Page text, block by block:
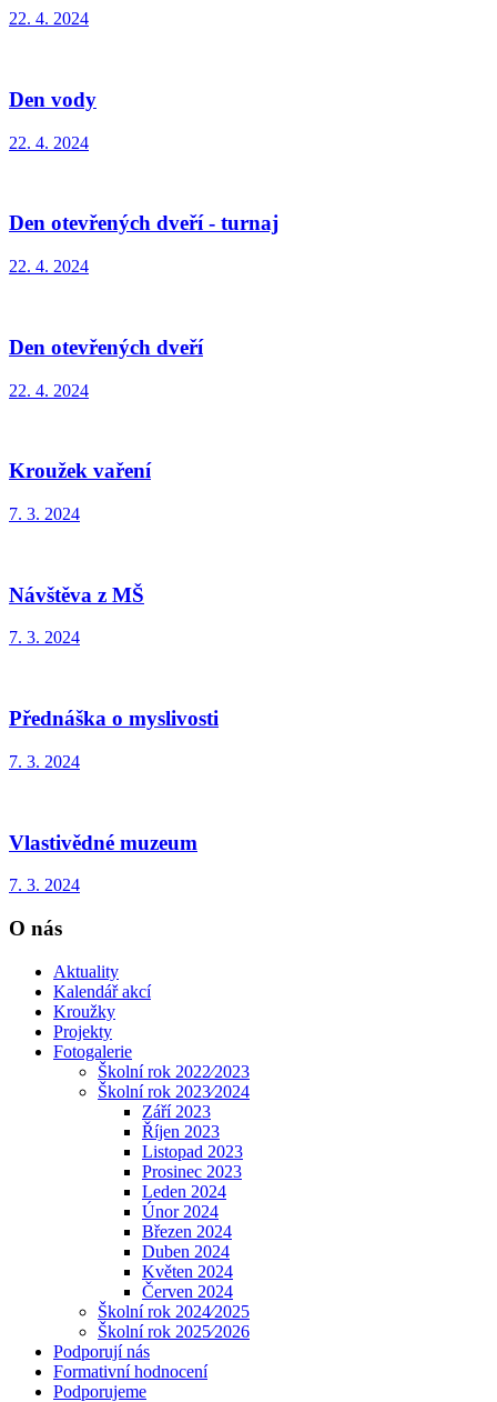
22. 4. 2024
Den vody
22. 4. 2024
Den otevřených dveří - turnaj
22. 4. 2024
Den otevřených dveří
22. 4. 2024
Kroužek vaření
7. 3. 2024
Návštěva z MŠ
7. 3. 2024
Přednáška o myslivosti
7. 3. 2024
Vlastivědné muzeum
7. 3. 2024
O nás
Aktuality
Kalendář akcí
Kroužky
Projekty
Fotogalerie
Školní rok 2022⁄2023
Školní rok 2023⁄2024
Září 2023
Říjen 2023
Listopad 2023
Prosinec 2023
Leden 2024
Únor 2024
Březen 2024
Duben 2024
Květen 2024
Červen 2024
Školní rok 2024⁄2025
Školní rok 2025⁄2026
Podporují nás
Formativní hodnocení
Podporujeme